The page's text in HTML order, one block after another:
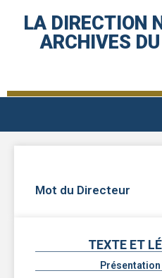
LA DIRECTION
ARCHIVES
Mot du Directeur
TEXTE ET
Présentation